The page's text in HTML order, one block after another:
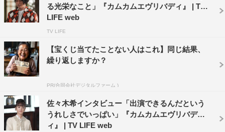
る光栄なこと」『カムカムエヴリバディ』 | TV
LIFE web
TV LIFE
【宝くじ当てたことない人はこれ】同じ結果、
繰り返しますか？
PR(合同会社デジタルファーム )
佐々木希インタビュー「出演できるんだという
うれしさでいっぱい」『カムカムエヴリバデ
ィ』 | TV LIFE web